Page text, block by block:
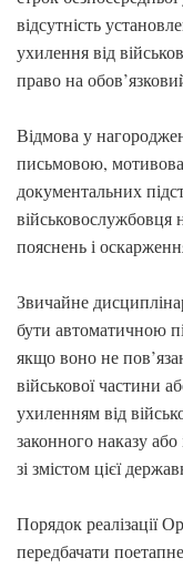
відсутність
ухилення від
право на
Відмова у
письмовою,
документальних
військовослужбовця
пояснень і
Звичайне
бути автоматичною
якщо воно не
військової частини
ухиленням від
законного наказу
зі змістом цієї
Порядок реалізації
передбачати